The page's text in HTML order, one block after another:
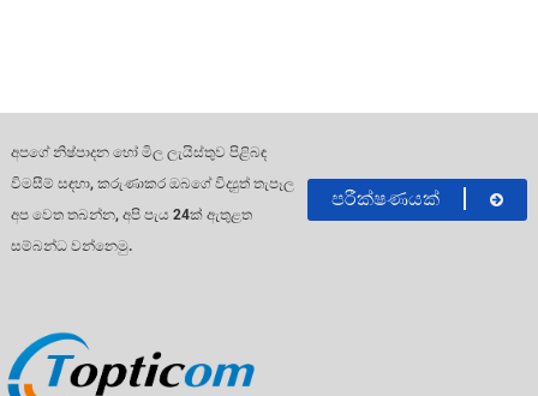
අපගේ නිෂ්පාදන හෝ මිල ලැයිස්තුව පිළිබඳ
විමසීම් සඳහා, කරුණාකර ඔබගේ විද්‍යුත් තැපෑල
අප වෙත තබන්න, අපි පැය 24ක් ඇතුළත
සම්බන්ධ වන්නෙමු.
පරීක්ෂණයක්